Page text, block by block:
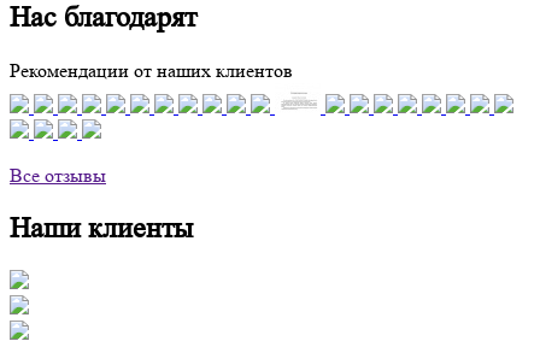
Нас благодарят
Рекомендации от наших клиентов
Все отзывы
Наши клиенты